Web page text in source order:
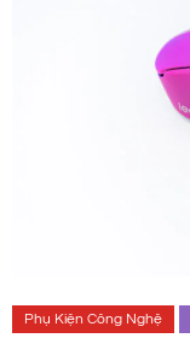
Phụ Kiện Công Nghệ